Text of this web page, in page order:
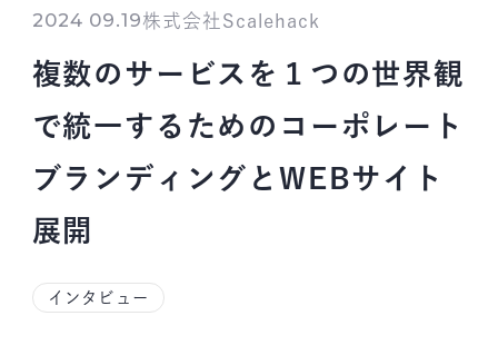
2024 09.19株式会社Scalehack
複数のサービスを１つの世界観
で統一するためのコーポレート
ブランディングとWEBサイト
展開
インタビュー